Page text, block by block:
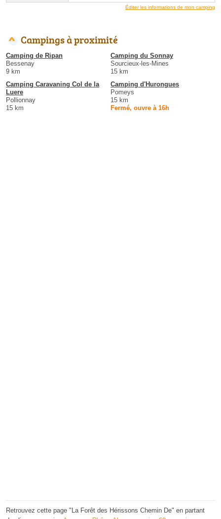
Éditer les informations de mon camping
Campings à proximité
Camping de Ripan
Bessenay
9 km
Camping du Sonnay
Sourcieux-les-Mines
15 km
Camping Caravaning Col de la
Luere
Pollionnay
15 km
Camping d'Hurongues
Pomeys
15 km
Fermé, ouvre à 16h
Retrouvez cette page "La Forêt des Hérissons Chemin De" en partant